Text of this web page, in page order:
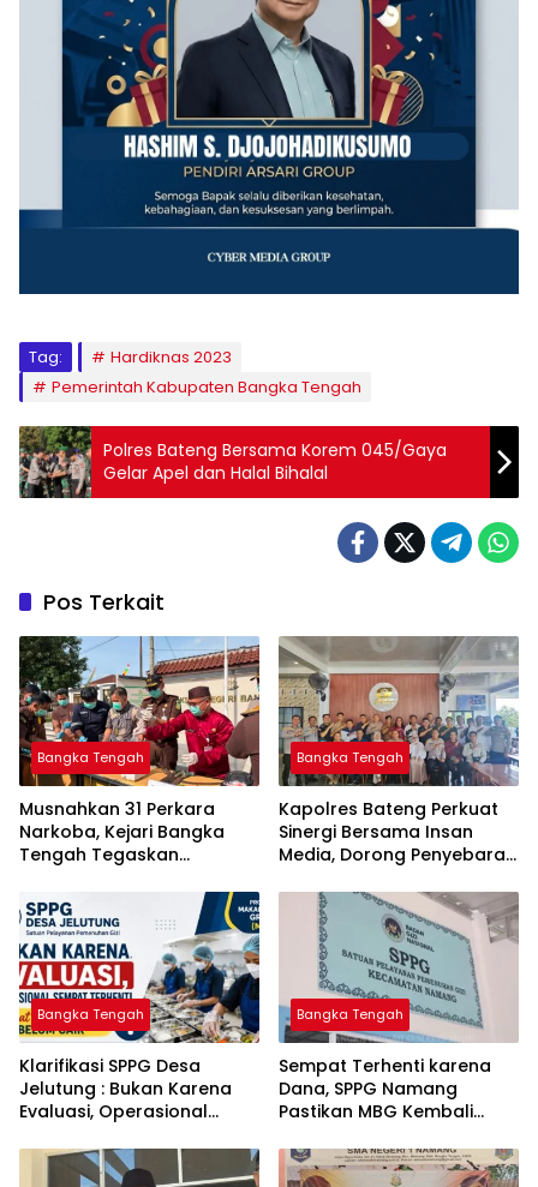
Tag:
Hardiknas 2023
Pemerintah Kabupaten Bangka Tengah
Polres Bateng Bersama Korem 045/Gaya
Gelar Apel dan Halal Bihalal
Pos Terkait
Bangka Tengah
Musnahkan 31 Perkara
Narkoba, Kejari Bangka
Tengah Tegaskan
Kejahatan Hingga Tuntas
Bangka Tengah
‎Kapolres Bateng Perkuat
Sinergi Bersama Insan
Media, Dorong Penyebaran
Layanan Polri 110
Bangka Tengah
‎Klarifikasi SPPG Desa
Jelutung : Bukan Karena
Evaluasi, Operasional
Dana Banper Belum Cair
Bangka Tengah
‎Sempat Terhenti karena
Dana, SPPG Namang
Pastikan MBG Kembali